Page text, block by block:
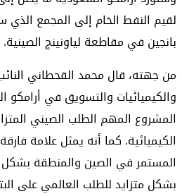
لقيم النفط الخام إلى المجمع الذي
بانجين في مقاطعة لياونينج الصينية.
من جهته، قال محمد القحطاني
والكيميائيات والتسويق في
المشروع المهم الطلب الصيني
الكيميائية. كما أنه يمثل علامة
المستمر في الصين والمنطقة
بشكل متزايد للطلب العالمي على